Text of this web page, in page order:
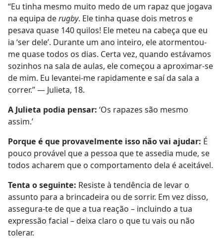
“Eu tinha mesmo muito medo de um rapaz que jogava
na equipa derugby. Ele tinha quase dois metros e
pesava quase 140 quilos! Ele meteu na cabeça que eu
ia ‘ser dele’. Durante um ano inteiro, ele atormentou-
me quase todos os dias. Certa vez, quando estávamos
sozinhos na sala de aulas, ele começou a aproximar-se
de mim. Eu levantei-me rapidamente e saí da sala a
correr.” — Julieta, 18.
A Julieta podia pensar: ‘Os rapazes são mesmo
assim.’
Porque é que provavelmente isso não vai ajudar: É
pouco provável que a pessoa que te assedia mude, se
todos acharem que o comportamento dela é aceitável.
Tenta o seguinte: Resiste à tendência de levar o
assunto para a brincadeira ou de sorrir. Em vez disso,
assegura-te de que a tua reação – incluindo a tua
expressão facial – deixa claro o que tu vais ou não
tolerar.